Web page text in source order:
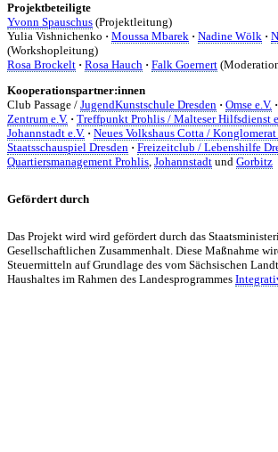
Projektbeteiligte
Yvonn Spauschus (Projektleitung)
Yulia Vishnichenko · Moussa Mbarek · Nadine Wölk ·
(Workshopleitung)
Rosa Brockelt · Rosa Hauch · Falk Goernert
Kooperationspartner:innen
Club Passage / JugendKunstschule Dresden · Omse e.V. ·
Zentrum e.V. · Treffpunkt Prohlis / Malteser Hilfsdienst
Johannstadt e.V. · Neues Volkshaus Cotta / Konglomerat
Staatsschauspiel Dresden · Freizeitclub / Lebenshilfe
Quartiersmanagement Prohlis, Johannstadt und Gorbitz
Gefördert durch
Das Projekt wird wird gefördert durch das
Gesellschaftlichen Zusammenhalt. Diese Maßnahme
Steuermitteln auf Grundlage des vom Sächsischen
Haushaltes im Rahmen des Landesprogrammes